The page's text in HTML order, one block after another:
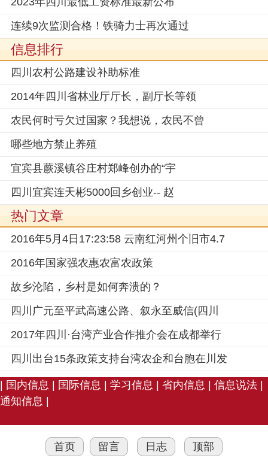
连续9次监测合格！铁骑力士再次通过
信息排行
四川农村公路建设补助标准
2014年四川省林业厅厅长，副厅长等领
农民何时亏欠过国家？我想说，农民不曾
哪些地方禁止养殖
宜宾县蕨溪镇谷庄村郑峰创办的“宇
四川宜宾连天彬5000回乡创业-- 赵
热门文章
2016年5月4日17:23:58 云南红河州个旧市4.7
2016年国家强农惠农富农政策
故乡沦陷，乡村是如何奔溃的？
四川广元至平武高速公路、叙永至威信(四川
2017年四川·台湾产业合作推介会在成都举行
四川出台15条政策支持台湾农企和台胞在川发
国内信息 国际信息 学习信息 省内信息 信息说法
通知信息
首页 留言 日志 顶部